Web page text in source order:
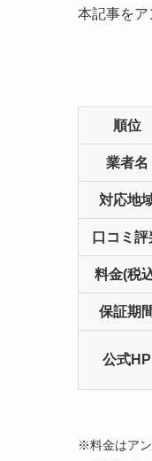
本記事をア
順位
業者名
対応地
口コミ評
料金(税
保証期
公式HP
※料金はアン